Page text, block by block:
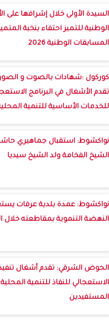
السيدة الأولى خلال إشرافها على
الوطنية للتميز احتفاء بنخبة
المسابقات الوطنية 2026
كوركول :شهادات بالصوت و
تقدم الأشغال في البرنامج
للخدمات الأساسية للتنمية
نواكشوط: استقبال جماهيري
الشيخ الفخامة ولد الشيخ سيديا
نواكشوط: عمدة بلدية عرفات
النهضة التنموية بمقاطعته خلال
الحوض الشرقي: تقدم أشغال تنفيذ
الاستعجالي للنفاذ للتنمية
المستفيدين